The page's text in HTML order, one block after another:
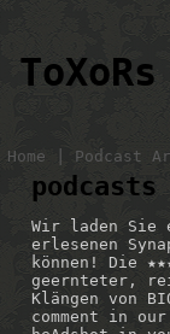
Home
Podcast
Wir laden Sie
erlesenen
können! Die
geernteter,
Klängen von
comment in